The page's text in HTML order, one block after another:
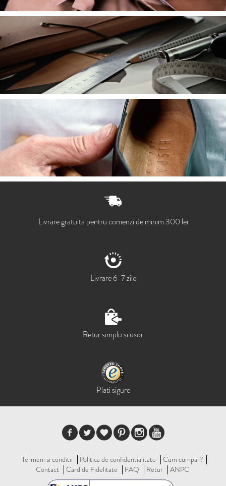
Livrare gratuita pentru comenzi de minim 300 lei
Livrare 6-7 zile
Retur simplu si usor
Plati sigure
Termeni si conditii Politica de confidentialitate
Cum cumpar?
Contact
Card de Fidelitate FAQ Retur ANPC